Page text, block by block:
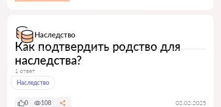
Наследство
Как подтвердить родство для
наследства?
1 ответ
Наследство
0 108 02.02.2025